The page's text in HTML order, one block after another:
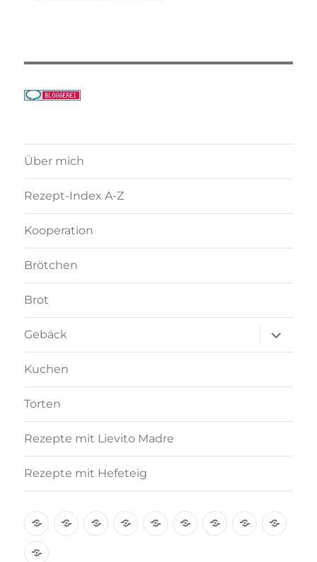
Über mich
Rezept-Index A-Z
Kooperation
Brötchen
Brot
Gebäck
anzeigen
Kuchen
Torten
Rezepte mit Lievito Madre
Rezepte mit Hefeteig
Über
mich
Rezept-
Index
Kooperation
Brötchen
Brot GebäckKuchenTorten
Rezepte